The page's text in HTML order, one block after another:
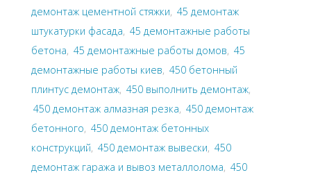
демонтаж цементной стяжки, 45 демонтаж
штукатурки фасада, 45 демонтажные работы
бетона, 45 демонтажные работы домов, 45
демонтажные работы киев, 450 бетонный
плинтус демонтаж, 450 выполнить демонтаж,
450 демонтаж алмазная резка, 450 демонтаж
бетонного, 450 демонтаж бетонных
конструкций, 450 демонтаж вывески, 450
демонтаж гаража и вывоз металлолома, 450